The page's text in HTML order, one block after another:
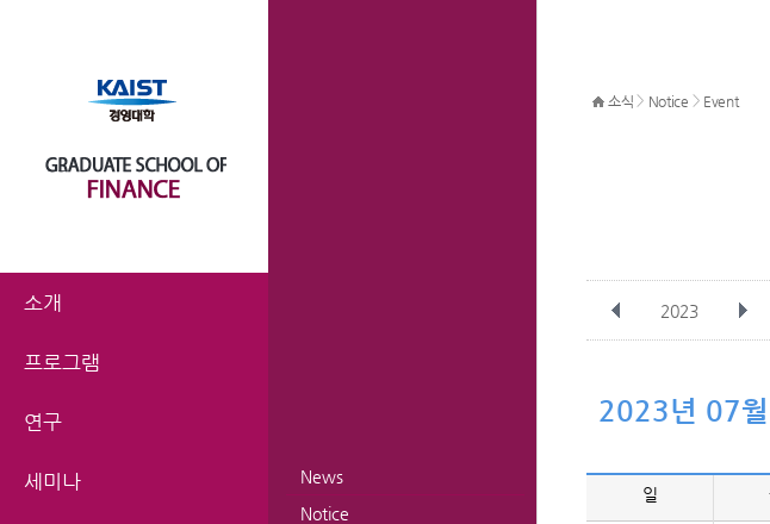
소개
프로그램
연구
세미나
News
Notice
소식 > Notice > Event
2023
2023년 07월
일